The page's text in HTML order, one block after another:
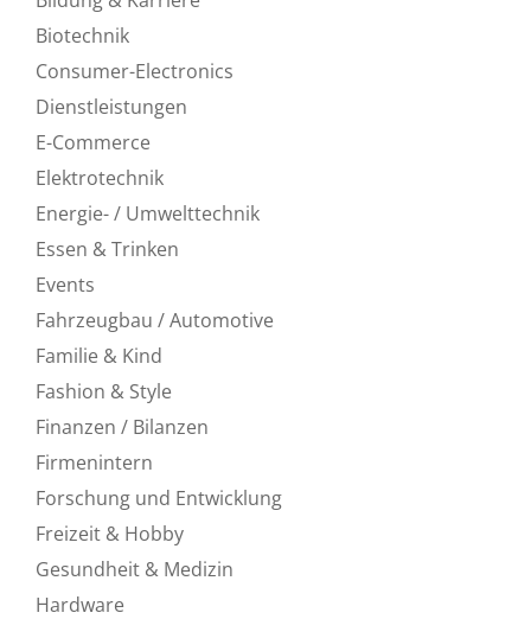
Biotechnik
Consumer-Electronics
Dienstleistungen
E-Commerce
Elektrotechnik
Energie- / Umwelttechnik
Essen & Trinken
Events
Fahrzeugbau / Automotive
Familie & Kind
Fashion & Style
Finanzen / Bilanzen
Firmenintern
Forschung und Entwicklung
Freizeit & Hobby
Gesundheit & Medizin
Hardware